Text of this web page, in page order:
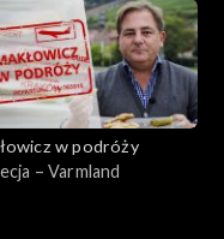
w podróży
– Varmland